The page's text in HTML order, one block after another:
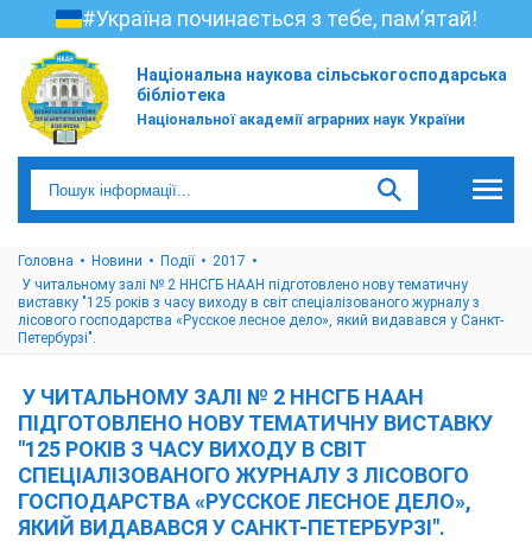
#Україна починається з тебе, пам’ятай!
Національна наукова сільськогосподарська
бібліотека
Національної академії аграрних наук України
Головна Новини Події
2017
У читальному залі № 2 ННСГБ НААН підготовлено нову тематичну
виставку "125 років з часу виходу в світ спеціалізованого журналу з
лісового господарства «Русское лесное дело», який видавався у Санкт-
Петербурзі".
У ЧИТАЛЬНОМУ ЗАЛІ № 2 ННСГБ НААН
ПІДГОТОВЛЕНО НОВУ ТЕМАТИЧНУ ВИСТАВКУ
"125 РОКІВ З ЧАСУ ВИХОДУ В СВІТ
СПЕЦІАЛІЗОВАНОГО ЖУРНАЛУ З ЛІСОВОГО
ГОСПОДАРСТВА «РУССКОЕ ЛЕСНОЕ ДЕЛО»,
ЯКИЙ ВИДАВАВСЯ У САНКТ-ПЕТЕРБУРЗІ".